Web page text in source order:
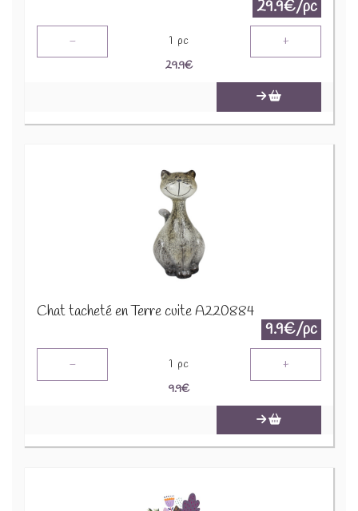
29.9€/pc
- 1 pc +
29.9€
Chat tacheté en Terre cuite A220884
9.9€/pc
- 1 pc +
9.9€